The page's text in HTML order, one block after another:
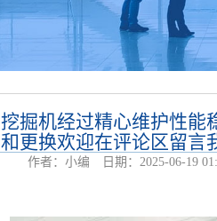
掘机经过精心维护性
更换欢迎在评论区留言
作者：小编 日期：2025-06-19